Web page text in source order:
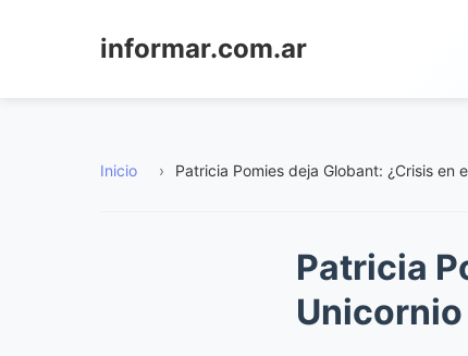
informar.com.ar
Inicio › Patricia Pomies deja Globant: ¿Crisis en
Patricia